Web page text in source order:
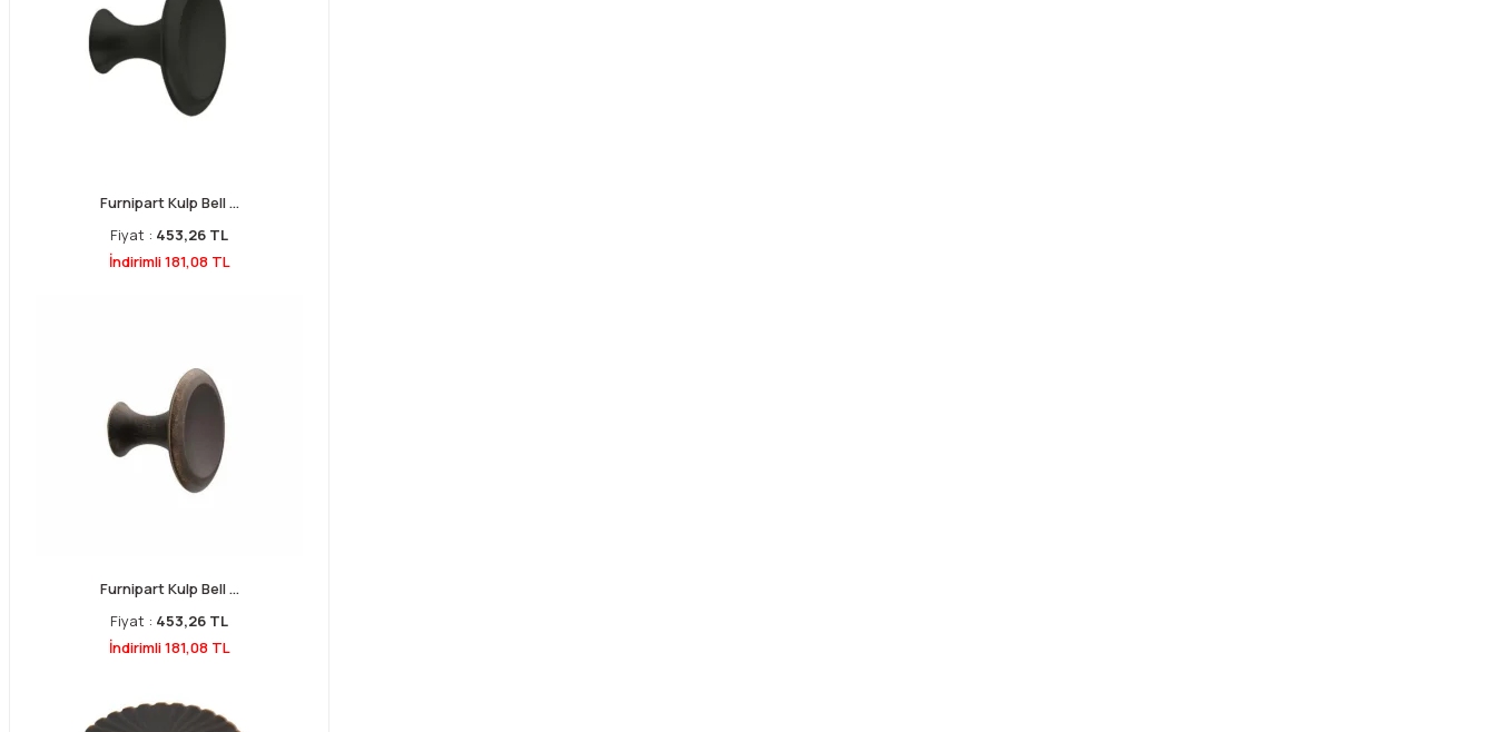
Furnipart Kulp Bell ...
Fiyat : 453,26 TL
İndirimli 181,08 TL
Furnipart Kulp Bell ...
Fiyat : 453,26 TL
İndirimli 181,08 TL